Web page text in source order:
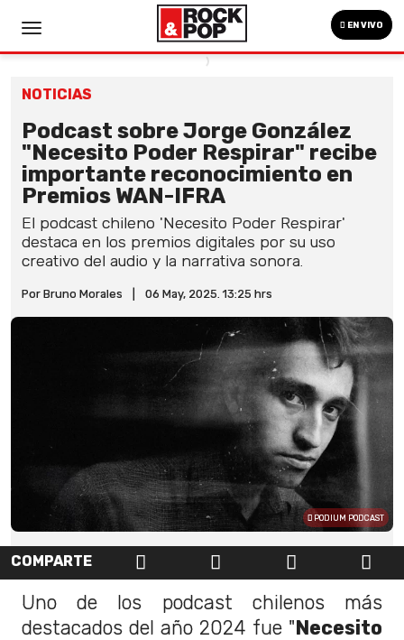
EN VIVO
NOTICIAS
Podcast sobre Jorge González
"Necesito Poder Respirar" recibe
importante reconocimiento en
Premios WAN-IFRA
El podcast chileno 'Necesito Poder Respirar'
destaca en los premios digitales por su uso
creativo del audio y la narrativa sonora.
Por Bruno Morales 06 May, 2025. 13:25 hrs
PODIUM PODCAST
COMPARTE
Uno de los podcast chilenos más
destacados del año 2024 fue "Necesito